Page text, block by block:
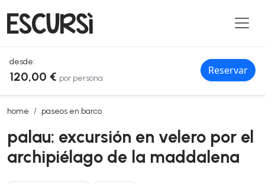
desde:
120,00 € por persona
Reservar
home paseos en barco
palau: excursión en velero por el archipiélago de la maddalena
palau: excursión en velero por el
archipiélago de la maddalena